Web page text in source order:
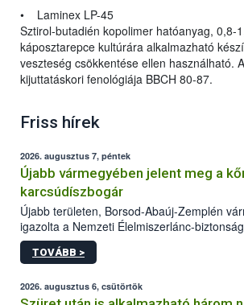
• Laminex LP-45
Sztirol-butadién kopolimer hatóanyag, 0,8-
káposztarepce kultúrára alkalmazható
veszteség csökkentése ellen használható.
kijuttatáskori fenológiája BBCH 80-87.
Friss hírek
2026. augusztus 7, péntek
Újabb vármegyében jelent meg a
karcsúdíszbogár
Újabb területen, Borsod-Abaúj-Zemplén
igazolta a Nemzeti Élelmiszerlánc-
kőrisrontó karcsúdíszbogár (Agrilus
kártevőt nem csak színcsapdában találták
az intenzív felderítést, emellett az
TOVÁBB >
2026. augusztus 6, csütörtök